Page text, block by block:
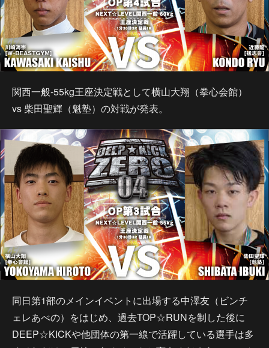
関西一般-55kg王座決定戦として横山大翔（拳心会館）
vs 柴田聖輝（魁塾）の対戦が発表。
同日第1部のメインイベントに出場する中澤友（ビンチ
ェレあべの）をはじめ、過去TOP☆RUNを制した後に
DEEP☆KICKや他団体の第一線で活躍している選手は多